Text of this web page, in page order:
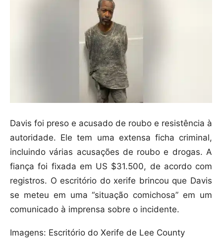
Davis foi preso e acusado de roubo e resistência à
autoridade. Ele tem uma extensa ficha criminal,
incluindo várias acusações de roubo e drogas. A
fiança foi fixada em US $31.500, de acordo com
registros. O escritório do xerife brincou que Davis
se meteu em uma “situação comichosa” em um
comunicado à imprensa sobre o incidente.
Imagens: Escritório do Xerife de Lee County